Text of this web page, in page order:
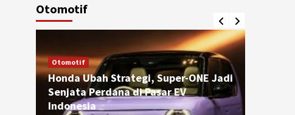
Otomotif
Otomotif
Honda Ubah Strategi, Super-ONE Jadi
Senjata Perdana di Pasar EV
Indonesia